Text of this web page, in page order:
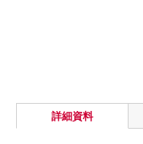
詳細資料